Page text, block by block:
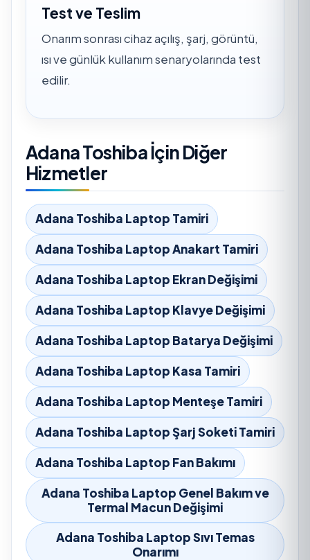
Test ve Teslim
Onarım sonrası cihaz açılış, şarj, görüntü,
ısı ve günlük kullanım senaryolarında test
edilir.
Adana Toshiba İçin Diğer
Hizmetler
Adana Toshiba Laptop Tamiri
Adana Toshiba Laptop Anakart Tamiri
Adana Toshiba Laptop Ekran Değişimi
Adana Toshiba Laptop Klavye Değişimi
Adana Toshiba Laptop Batarya Değişimi
Adana Toshiba Laptop Kasa Tamiri
Adana Toshiba Laptop Menteşe Tamiri
Adana Toshiba Laptop Şarj Soketi Tamiri
Adana Toshiba Laptop Fan Bakımı
Adana Toshiba Laptop Genel Bakım ve
Termal Macun Değişimi
Adana Toshiba Laptop Sıvı Temas
Onarımı